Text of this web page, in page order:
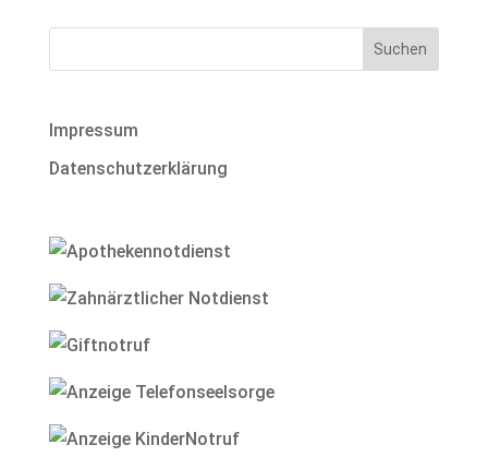
Impressum
Datenschutzerklärung